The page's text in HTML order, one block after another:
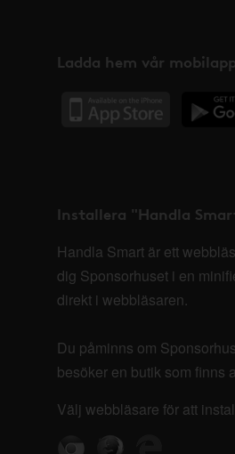
Ladda hem vår
Installera "Handla
Handla Smart är ett
dig Sponsorhuset i en
direkt i webbläsaren.
Du påminns om
besöker en butik som finns
Välj webbläsare för att